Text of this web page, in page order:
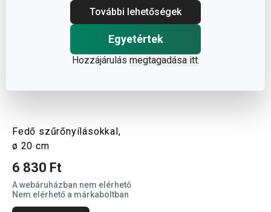
További lehetőségek
Egyetértek
Hozzájárulás megtagadása itt.
Fedő szűrőnyílásokkal,
ø 20 cm
6 830 Ft
A webáruházban nem elérhető
Nem elérhető a márkaboltban